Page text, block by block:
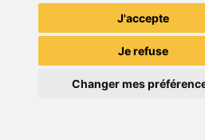
J'accepte
Je refuse
Changer mes
TheGamingR83
Grenier du
Télécharge notre app pour
Télécharger